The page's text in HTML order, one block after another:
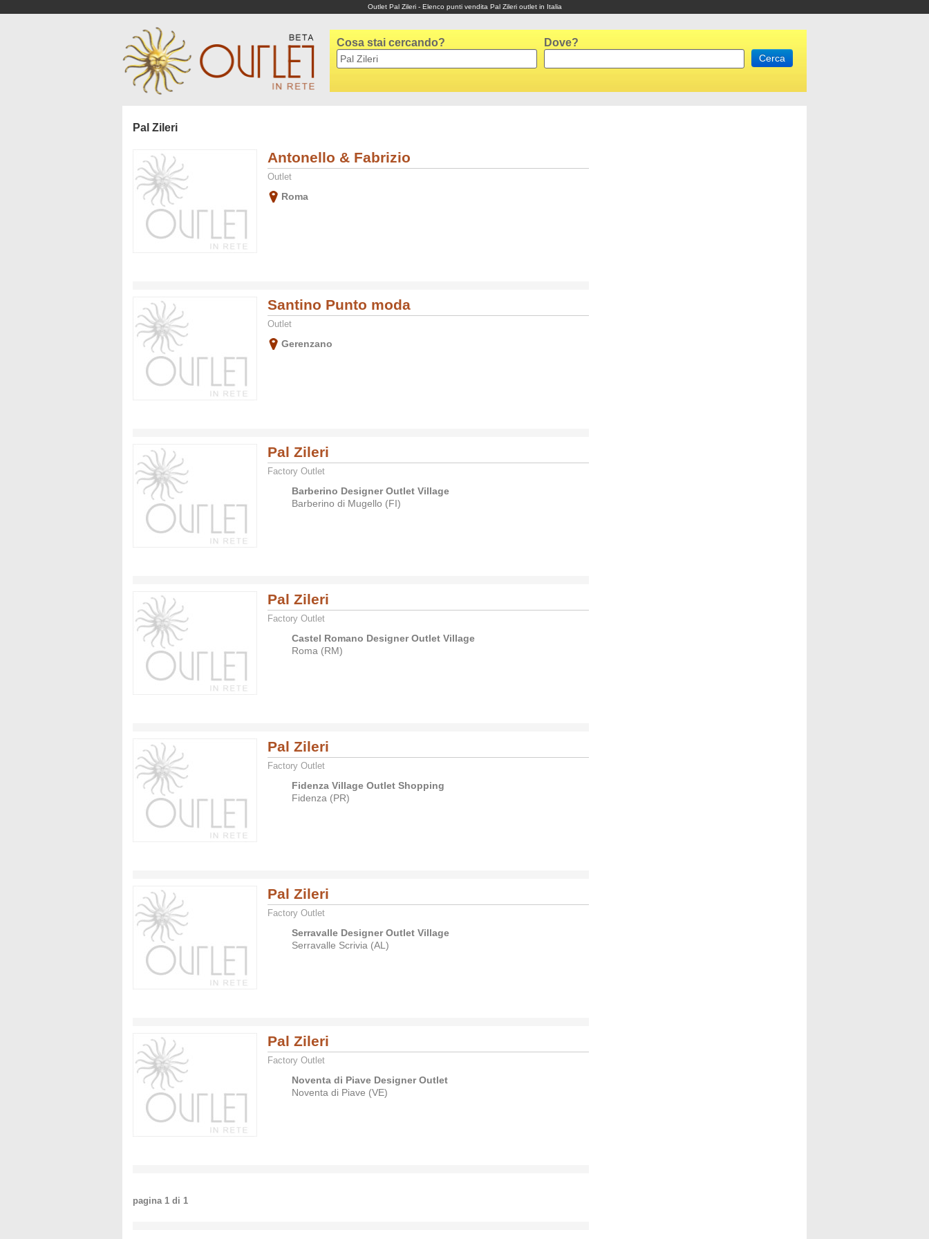
Outlet Pal Zileri - Elenco punti vendita Pal Zileri outlet in Italia
Cosa stai cercando? Dove?
Pal Zileri
Antonello & Fabrizio
Outlet
Roma
Santino Punto moda
Outlet
Gerenzano
Pal Zileri
Factory Outlet
Barberino Designer Outlet Village
Barberino di Mugello (FI)
Pal Zileri
Factory Outlet
Castel Romano Designer Outlet Village
Roma (RM)
Pal Zileri
Factory Outlet
Fidenza Village Outlet Shopping
Fidenza (PR)
Pal Zileri
Factory Outlet
Serravalle Designer Outlet Village
Serravalle Scrivia (AL)
Pal Zileri
Factory Outlet
Noventa di Piave Designer Outlet
Noventa di Piave (VE)
pagina 1 di 1